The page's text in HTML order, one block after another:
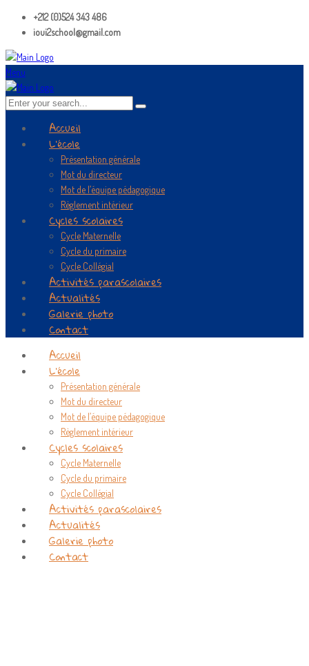
+212 (0)524 343 486
ioui2school@gmail.com
Menu
Accueil
L’école
Présentation générale
Mot du directeur
Mot de l’équipe pédagogique
Règlement intérieur
Cycles scolaires
Cycle Maternelle
Cycle du primaire
Cycle Collégial
Activités parascolaires
Actualités
Galerie photo
Contact
Accueil
L’école
Présentation générale
Mot du directeur
Mot de l’équipe pédagogique
Règlement intérieur
Cycles scolaires
Cycle Maternelle
Cycle du primaire
Cycle Collégial
Activités parascolaires
Actualités
Galerie photo
Contact